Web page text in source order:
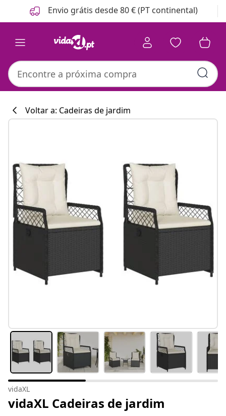
Anterior
Seguinte Envio grátis desde 80 € (PT continental)
Voltar a: Cadeiras de jardim
vidaXL
vidaXL Cadeiras de jardim